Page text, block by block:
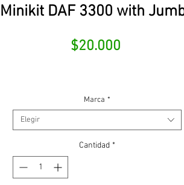
DAF 3300 with
$20.000
Marca *
Elegir
Cantidad *